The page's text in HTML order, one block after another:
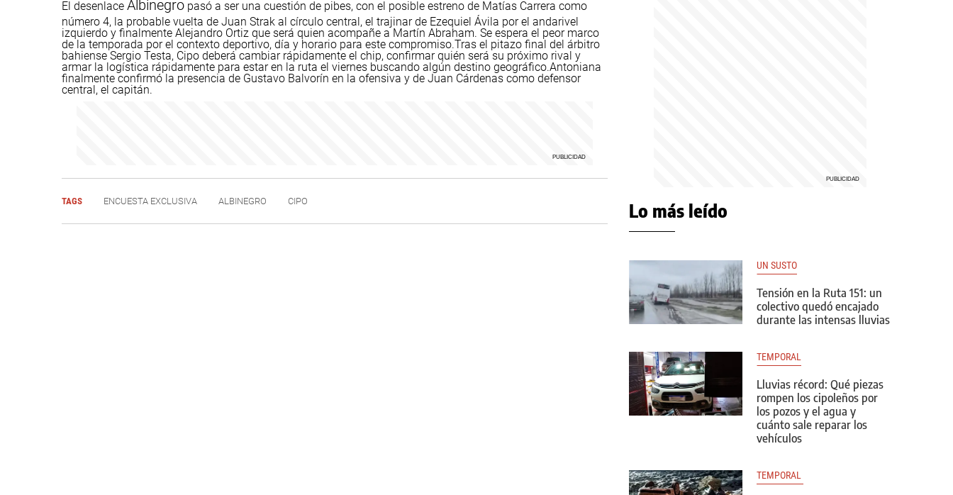
El desenlace Albinegro pasó a ser una cuestión de pibes, con el posible estreno de Matías Carrera como
número 4, la probable vuelta de Juan Strak al círculo central, el trajinar de Ezequiel Ávila por el andarivel
izquierdo y finalmente Alejandro Ortiz que será quien acompañe a Martín Abraham. Se espera el peor marco
de la temporada por el contexto deportivo, día y horario para este compromiso.Tras el pitazo final del árbitro
bahiense Sergio Testa, Cipo deberá cambiar rápidamente el chip, confirmar quién será su próximo rival y
armar la logística rápidamente para estar en la ruta el viernes buscando algún destino geográfico.Antoniana
finalmente confirmó la presencia de Gustavo Balvorín en la ofensiva y de Juan Cárdenas como defensor
central, el capitán.
TAGS ENCUESTA EXCLUSIVA ALBINEGRO CIPO Lo más leído
UN SUSTO
Tensión en la Ruta 151: un
colectivo quedó encajado
durante las intensas lluvias
TEMPORAL
Lluvias récord: Qué piezas
rompen los cipoleños por
los pozos y el agua y
cuánto sale reparar los
vehículos
TEMPORAL